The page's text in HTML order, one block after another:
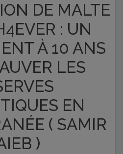
DE MALTE
: UN
À 10 ANS
LES
EN
( SAMIR
)